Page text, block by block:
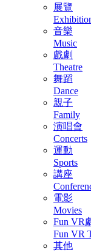
展覽
音樂
Music
戲劇
Theatre
舞蹈
Dance
親子
Family
演唱會
Concerts
運動
Sports
講座
電影
Movies
Fun VR
Fun VR
其他